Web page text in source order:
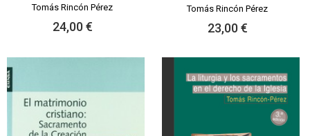
Tomás Rincón Pérez
24,00 €
Tomás Rincón Pérez
23,00 €